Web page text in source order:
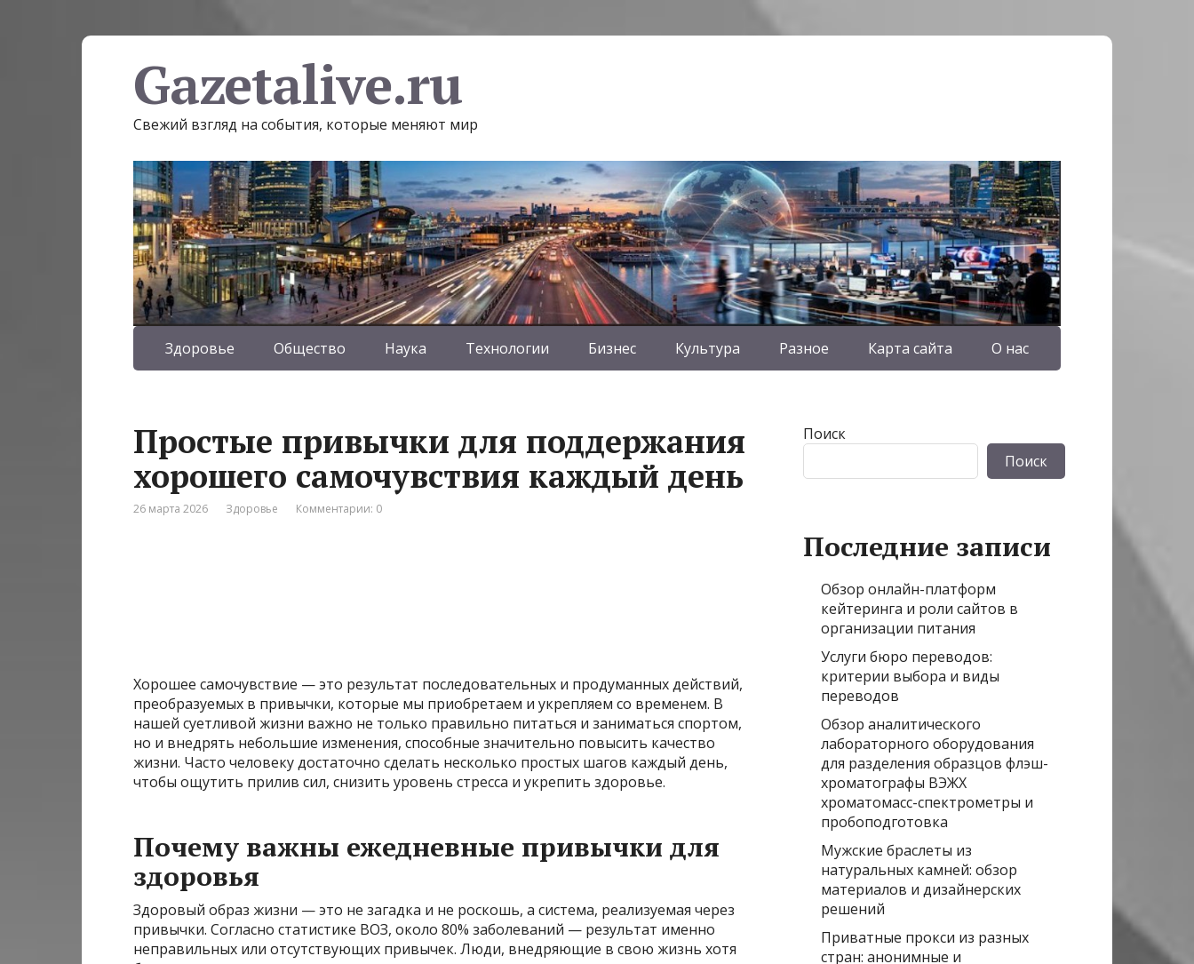
Gazetalive.ru
Свежий взгляд на события, которые меняют мир
Здоровье Общество Наука Технологии Бизнес Культура Разное Карта сайта О нас
Простые привычки для поддержания
хорошего самочувствия каждый день
26 марта 2026 Здоровье Комментарии: 0
Хорошее самочувствие — это результат последовательных и продуманных действий,
преобразуемых в привычки, которые мы приобретаем и укрепляем со временем. В
нашей суетливой жизни важно не только правильно питаться и заниматься спортом,
но и внедрять небольшие изменения, способные значительно повысить качество
жизни. Часто человеку достаточно сделать несколько простых шагов каждый день,
чтобы ощутить прилив сил, снизить уровень стресса и укрепить здоровье.
Почему важны ежедневные привычки для
здоровья
Здоровый образ жизни — это не загадка и не роскошь, а система, реализуемая через
привычки. Согласно статистике ВОЗ, около 80% заболеваний — результат именно
неправильных или отсутствующих привычек. Люди, внедряющие в свою жизнь хотя
Поиск
Поиск
Последние записи
Обзор онлайн-платформ
кейтеринга и роли сайтов в
организации питания
Услуги бюро переводов:
критерии выбора и виды
переводов
Обзор аналитического
лабораторного оборудования
для разделения образцов флэш-
хроматографы ВЭЖХ
хроматомасс-спектрометры и
пробоподготовка
Мужские браслеты из
натуральных камней: обзор
материалов и дизайнерских
решений
Приватные прокси из разных
стран: анонимные и